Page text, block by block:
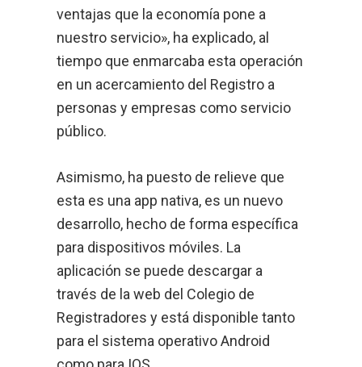
ventajas que la economía pone a
nuestro servicio», ha explicado, al
tiempo que enmarcaba esta operación
en un acercamiento del Registro a
personas y empresas como servicio
público.
Asimismo, ha puesto de relieve que
esta es una app nativa, es un nuevo
desarrollo, hecho de forma específica
para dispositivos móviles. La
aplicación se puede descargar a
través de la web del Colegio de
Registradores y está disponible tanto
para el sistema operativo Android